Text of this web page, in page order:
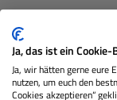
AV PRO
Ja, das ist ein Cookie-
Ja, wir hätten gerne eure
nutzen, um euch den
Cookies akzeptieren“